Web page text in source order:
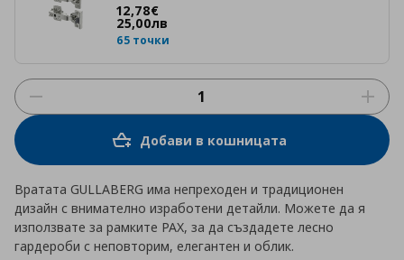
12,78€
Цена12,78 €
25,00лв
65 точки
Добави в кошницата
Вратата GULLABERG има непреходен и традиционен
дизайн с внимателно изработени детайли. Можете да я
използвате за рамките PAX, за да създадете лесно
гардероби с неповторим, елегантен и облик.